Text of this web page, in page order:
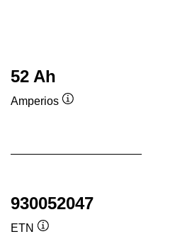
52 Ah
Amperios
930052047
ETN